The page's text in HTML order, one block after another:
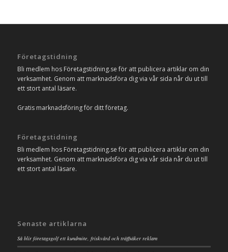
Företagstidning
Bli medlem hos Företagstidning.se för att publicera artiklar om din
verksamhet. Genom att marknadsföra dig via vår sida når du ut till
ett stort antal läsare.
Gratis marknadsföring för ditt företag.
Företagstidning
Bli medlem hos Företagstidning.se för att publicera artiklar om din
verksamhet. Genom att marknadsföra dig via vår sida når du ut till
ett stort antal läsare.
Senaste artiklarna
Så blir företagsgolf ett kundmöte, friskvård och träffsäker reklam